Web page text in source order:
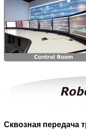
Сквозная передача